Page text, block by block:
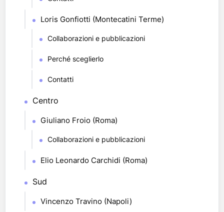
Loris Gonfiotti (Montecatini Terme)
Collaborazioni e pubblicazioni
Perché sceglierlo
Contatti
Centro
Giuliano Froio (Roma)
Collaborazioni e pubblicazioni
Elio Leonardo Carchidi (Roma)
Sud
Vincenzo Travino (Napoli)